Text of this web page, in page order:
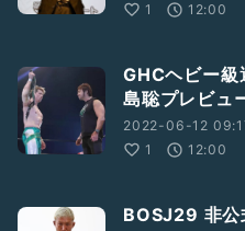
1
12:00
GHCヘビー
島聡プレビュ
2022-06-12
1
12:00
BOSJ29 非公